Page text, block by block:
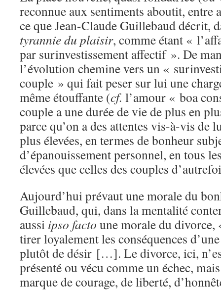
reconnue aux sentiments aboutit, entre
ce que Jean-Claude Guillebaud décrit,
tyrannie du plaisir, comme étant «
par surinvestissement affectif ». De
l’évolution chemine vers un «
couple » qui fait peser sur lui une
même étouffante (cf. l’amour « boa
couple a une durée de vie de plus en
parce qu’on a des attentes vis-à-vis de
plus élevées, en termes de bonheur
d’épanouissement personnel, en tous
élevées que celles des couples
Aujourd’hui prévaut une morale du
Guillebaud, qui, dans la mentalité
aussi ipso facto une morale du divorce,
tirer loyalement les conséquences
plutôt de désir […]. Le divorce, ici,
présenté ou vécu comme un échec,
marque de courage, de liberté,